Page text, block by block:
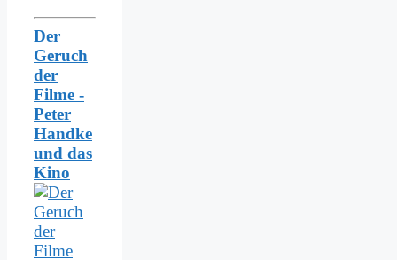
Der
Geruch
der
Filme -
Peter
Handke
und das
Kino